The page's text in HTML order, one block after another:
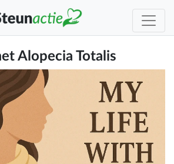
Alopecia Totalis